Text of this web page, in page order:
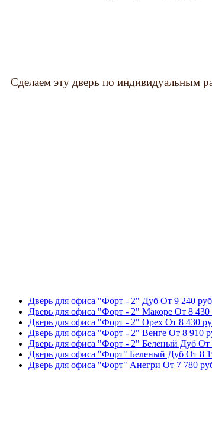
Сделаем эту дверь по индивидуальным
Дверь для офиса "Форт - 2" Дуб От 9 240
Дверь для офиса "Форт - 2" Макоре От 8 430
Дверь для офиса "Форт - 2" Орех От 8 430
Дверь для офиса "Форт - 2" Венге От 8 910
Дверь для офиса "Форт - 2" Беленый Дуб От
Дверь для офиса "Форт" Беленый Дуб От 8
Дверь для офиса "Форт" Анегри От 7 780